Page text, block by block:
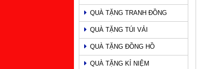
QUÀ TẶNG TRANH ĐỒNG
QUÀ TẶNG TÚI VẢI
QUÀ TẶNG ĐỒNG HỒ
QUÀ TẶNG KỈ NIỆM